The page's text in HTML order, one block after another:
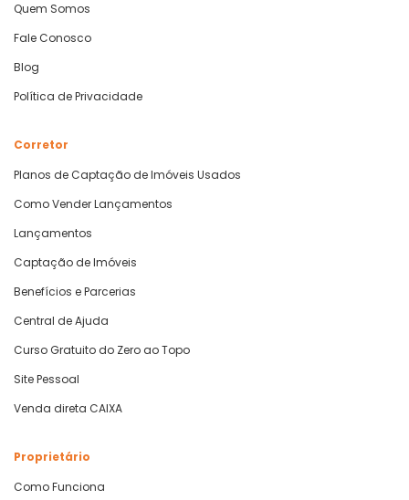
Quem Somos
Fale Conosco
Blog
Política de Privacidade
Corretor
Planos de Captação de Imóveis Usados
Como Vender Lançamentos
Lançamentos
Captação de Imóveis
Benefícios e Parcerias
Central de Ajuda
Curso Gratuito do Zero ao Topo
Site Pessoal
Venda direta CAIXA
Proprietário
Como Funciona